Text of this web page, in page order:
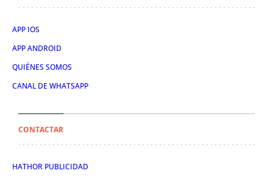
APP IOS
APP ANDROID
QUIÉNES SOMOS
CANAL DE WHATSAPP
CONTACTAR
HATHOR PUBLICIDAD